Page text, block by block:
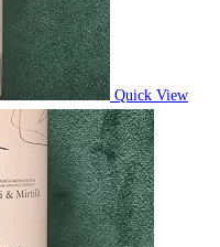
Quick View